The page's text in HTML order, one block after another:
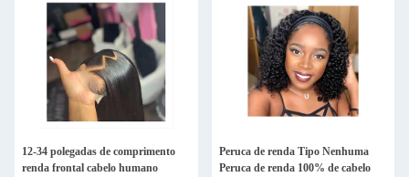
12-34 polegadas de comprimento
renda frontal cabelo humano
Peruca de renda Tipo Nenhuma
Peruca de renda 100% de cabelo